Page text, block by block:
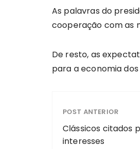
As palavras do
cooperação com as
De resto, as
para a economia
POST ANTERIOR
Clássicos citados
interesses